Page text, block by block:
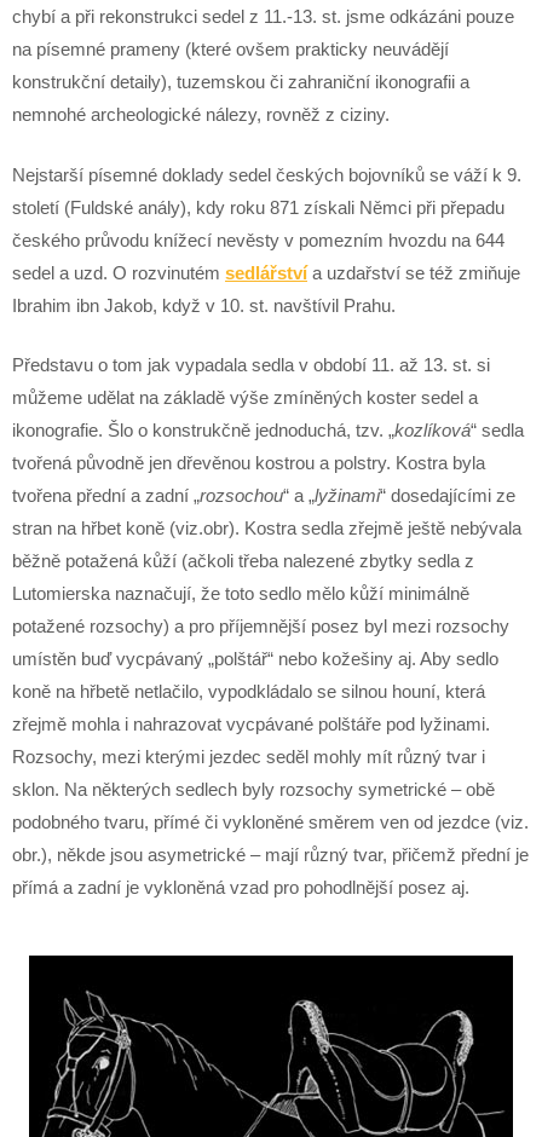
chybí a při rekonstrukci sedel z 11.-13. st. jsme odkázáni pouze
na písemné prameny (které ovšem prakticky neuvádějí
konstrukční detaily), tuzemskou či zahraniční ikonografii a
nemnohé archeologické nálezy, rovněž z ciziny.
Nejstarší písemné doklady sedel českých bojovníků se váží k 9.
století (Fuldské anály), kdy roku 871 získali Němci při přepadu
českého průvodu knížecí nevěsty v pomezním hvozdu na 644
sedel a uzd. O rozvinutém sedlářstvía uzdařství se též zmiňuje
Ibrahim ibn Jakob, když v 10. st. navštívil Prahu.
Představu o tom jak vypadala sedla v období 11. až 13. st. si
můžeme udělat na základě výše zmíněných koster sedel a
ikonografie. Šlo o konstrukčně jednoduchá, tzv. „kozlíková“ sedla
tvořená původně jen dřevěnou kostrou a polstry. Kostra byla
tvořena přední a zadní „rozsochou“ a „lyžinami“ dosedajícími ze
stran na hřbet koně (viz.obr). Kostra sedla zřejmě ještě nebývala
běžně potažená kůží (ačkoli třeba nalezené zbytky sedla z
Lutomierska naznačují, že toto sedlo mělo kůží minimálně
potažené rozsochy) a pro příjemnější posez byl mezi rozsochy
umístěn buď vycpávaný „polštář“ nebo kožešiny aj. Aby sedlo
koně na hřbetě netlačilo, vypodkládalo se silnou houní, která
zřejmě mohla i nahrazovat vycpávané polštáře pod lyžinami.
Rozsochy, mezi kterými jezdec seděl mohly mít různý tvar i
sklon. Na některých sedlech byly rozsochy symetrické – obě
podobného tvaru, přímé či vykloněné směrem ven od jezdce (viz.
obr.), někde jsou asymetrické – mají různý tvar, přičemž přední je
přímá a zadní je vykloněná vzad pro pohodlnější posez aj.